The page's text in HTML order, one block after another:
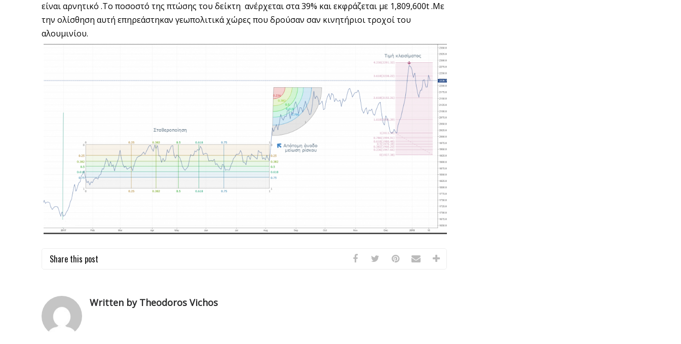
είναι αρνητικό .Το ποσοστό της πτώσης του δείκτη ανέρχεται στα 39% και εκφράζεται με 1,809,600t .Με
την ολίσθηση αυτή επηρεάστηκαν γεωπολιτικά χώρες που δρούσαν σαν κινητήριοι τροχοί του
αλουμινίου.
Share this post
Written by Theodoros Vichos